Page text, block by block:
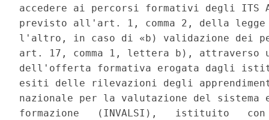
accedere ai percorsi formativi degli ITS
previsto all'art. 1, comma 2, della
l'altro, in caso di «b) validazione dei
art. 17, comma 1, lettera b), attraverso
dell'offerta formativa erogata dagli
esiti delle rilevazioni degli
nazionale per la valutazione del
formazione   (INVALSI),   istituito